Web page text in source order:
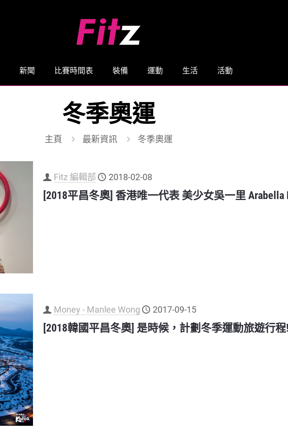
新聞 比賽時間表 裝備 運動 生活 活動
冬季奧運
主頁 最新資訊 冬季奧運
Fitz 編輯部 2018-02-08
[2018平昌冬奧] 香港唯一代表 美少女吳一里 Arabella
Money - Manlee Wong 2017-09-15
[2018韓國平昌冬奧] 是時候，計劃冬季運動旅遊行程!